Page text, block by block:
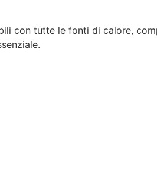
con tutte le fonti di calore,